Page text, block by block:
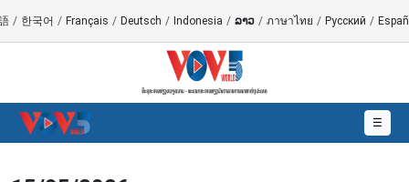
/ 한국어 / Français / Deutsch / Indonesia / ລາວ / ภาษาไทย / Русский /
☰